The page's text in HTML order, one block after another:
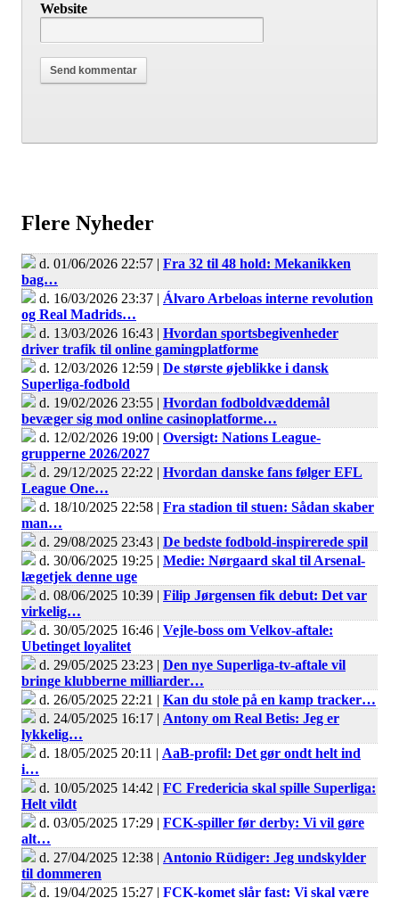
Website
Flere Nyheder
d. 01/06/2026 22:57 | Fra 32 til 48 hold: Mekanikken
bag…
d. 16/03/2026 23:37 | Álvaro Arbeloas interne revolution
og Real Madrids…
d. 13/03/2026 16:43 | Hvordan sportsbegivenheder
driver trafik til online gamingplatforme
d. 12/03/2026 12:59 | De største øjeblikke i dansk
Superliga-fodbold
d. 19/02/2026 23:55 | Hvordan fodboldvæddemål
bevæger sig mod online casinoplatforme…
d. 12/02/2026 19:00 | Oversigt: Nations League-
grupperne 2026/2027
d. 29/12/2025 22:22 | Hvordan danske fans følger EFL
League One…
d. 18/10/2025 22:58 | Fra stadion til stuen: Sådan skaber
man…
d. 29/08/2025 23:43 | De bedste fodbold-inspirerede spil
d. 30/06/2025 19:25 | Medie: Nørgaard skal til Arsenal-
lægetjek denne uge
d. 08/06/2025 10:39 | Filip Jørgensen fik debut: Det var
virkelig…
d. 30/05/2025 16:46 | Vejle-boss om Velkov-aftale:
Ubetinget loyalitet
d. 29/05/2025 23:23 | Den nye Superliga-tv-aftale vil
bringe klubberne milliarder…
d. 26/05/2025 22:21 | Kan du stole på en kamp tracker…
d. 24/05/2025 16:17 | Antony om Real Betis: Jeg er
lykkelig…
d. 18/05/2025 20:11 | AaB-profil: Det gør ondt helt ind
i…
d. 10/05/2025 14:42 | FC Fredericia skal spille Superliga:
Helt vildt
d. 03/05/2025 17:29 | FCK-spiller før derby: Vi vil gøre
alt…
d. 27/04/2025 12:38 | Antonio Rüdiger: Jeg undskylder
til dommeren
d. 19/04/2025 15:27 | FCK-komet slår fast: Vi skal være